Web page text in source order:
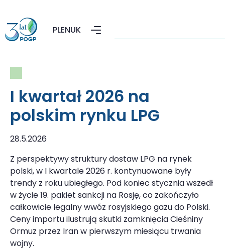
PLENUK
I kwartał 2026 na
polskim rynku LPG
28.5.2026
Z perspektywy struktury dostaw LPG na rynek
polski, w I kwartale 2026 r. kontynuowane były
trendy z roku ubiegłego. Pod koniec stycznia wszedł
w życie 19. pakiet sankcji na Rosję, co zakończyło
całkowicie legalny wwóz rosyjskiego gazu do Polski.
Ceny importu ilustrują skutki zamknięcia Cieśniny
Ormuz przez Iran w pierwszym miesiącu trwania
wojny.